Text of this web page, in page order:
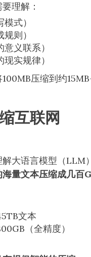
理解：
式）
则）
义联系）
实规律）
压缩到约
互联网
解大语言模型（
量文本压缩成几百
文本
（全精度）